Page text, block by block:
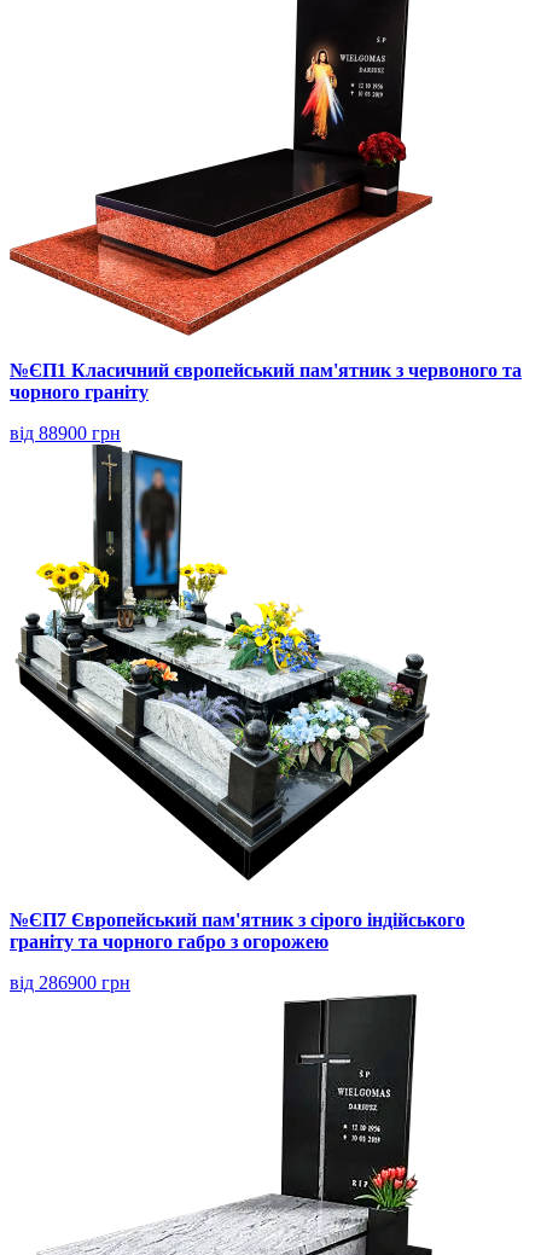
№ЄП1 Класичний європейський пам'ятник з червоного та
чорного граніту
від 88900 грн
№ЄП7 Європейський пам'ятник з сірого індійського
граніту та чорного габро з огорожею
від 286900 грн